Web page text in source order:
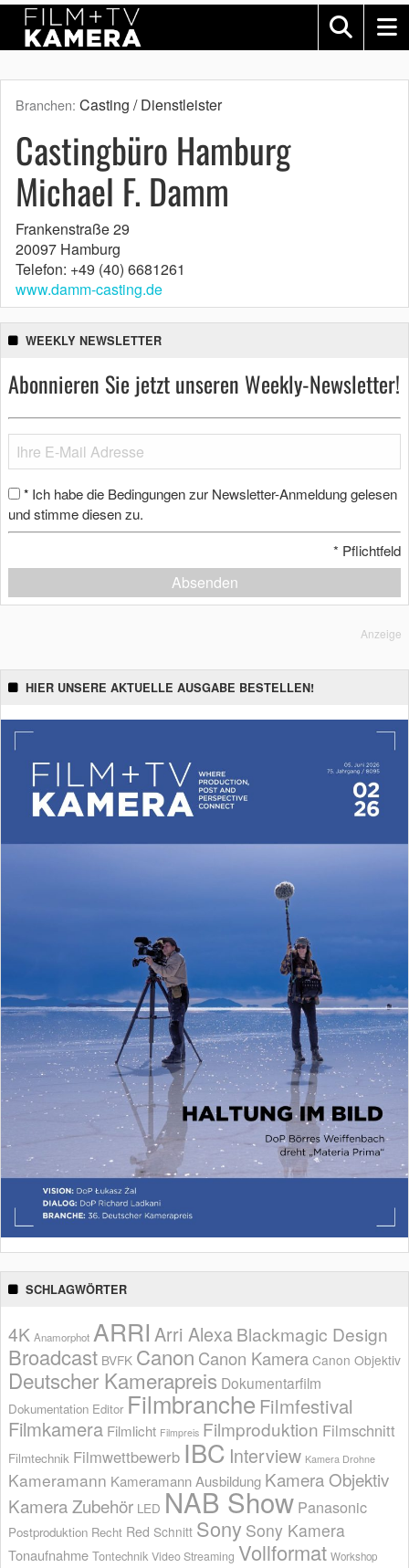
Branchen: Casting / Dienstleister
Castingbüro Hamburg
Michael F. Damm
Frankenstraße 29
20097 Hamburg
Telefon: +49 (40) 6681261
www.damm-casting.de
WEEKLY NEWSLETTER
Abonnieren Sie jetzt unseren Weekly-Newsletter!
* Ich habe die Bedingungen zur Newsletter-Anmeldung gelesen
und stimme diesen zu.
* Pflichtfeld
Absenden
Anzeige
HIER UNSERE AKTUELLE AUSGABE BESTELLEN!
SCHLAGWÖRTER
4K Anamorphot ARRI Arri AlexaBlackmagic Design
Broadcast BVFK Canon Canon Kamera Canon Objektiv
Deutscher Kamerapreis Dokumentarfilm
Dokumentation Editor Filmbranche Filmfestival
Filmkamera Filmlicht Filmpreis Filmproduktion Filmschnitt
Filmtechnik Filmwettbewerb IBC Interview Kamera Drohne
Kameramann Kameramann Ausbildung Kamera Objektiv
Kamera Zubehör LED NAB Show Panasonic
Postproduktion Recht Red Schnitt Sony Sony Kamera
Tonaufnahme Tontechnik Video Streaming Vollformat Workshop